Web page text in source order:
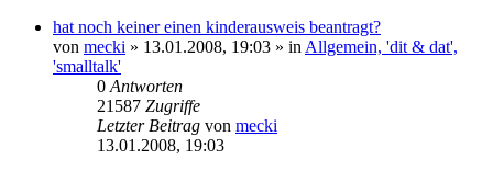
hat noch keiner einen kinderausweis beantragt?
von mecki » 13.01.2008, 19:03 » in Allgemein, 'dit & dat',
'smalltalk'
0 Antworten
21587 Zugriffe
Letzter Beitrag von mecki
13.01.2008, 19:03